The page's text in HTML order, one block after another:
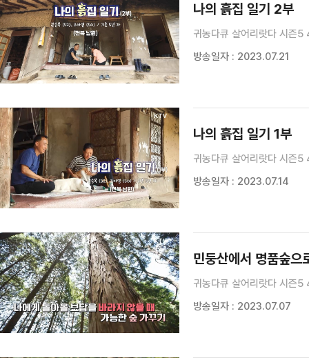
나의 흙집 일기 2부
귀농다큐 살어리랏다 시즌
방송일자 : 2023.07.21
나의 흙집 일기 1부
귀농다큐 살어리랏다 시즌5
방송일자 : 2023.07.14
민둥산에서 명품숲
귀농다큐 살어리랏다 시즌
방송일자 : 2023.07.07